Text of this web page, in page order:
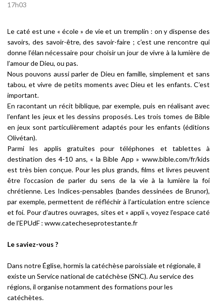
17h03
Le caté est une «école » de vie et un tremplin : on y dispense des
savoirs, des savoir-être, des savoir-faire ; c’est une rencontre qui
donne l’élan nécessaire pour choisirun jour de vivre à la lumière de
l’amour de Dieu, ou pas.
Nous pouvons aussi parler de Dieu en famille, simplement et sans
tabou, et vivre de petits moments avec Dieu et les enfants. C’est
important.
Enracontant un récit biblique, par exemple, puis en réalisantavec
l’enfantles jeuxet les dessins proposés. Les trois tomes deBible
en jeux sont particulièrement adaptés pour les enfants (éditions
Olivétan).
Parmi les applis gratuites pour téléphones et tablettes à
destination des 4-10 ans, « la Bible App »www.bible.com/fr/kids
est très bien conçue. Pour les plus grands, films et livres peuvent
être l’occasion de parler du sens de la vie à la lumière la foi
chrétienne. Les Indices-pensables (bandes dessinées de Brunor),
par exemple, permettent de réfléchir à l’articulation entre science
et foi. Pour d’autres ouvrages, sites et « appli », voyez l’espace caté
de l’EPUdF : www.catecheseprotestante.fr
Le saviez-vous ?
Dans notre Église, hormis la catéchèse paroissiale et régionale, il
existe un Service national de catéchèse (SNC). Au service des
régions, il organise notamment des formations pour les
catéchètes.